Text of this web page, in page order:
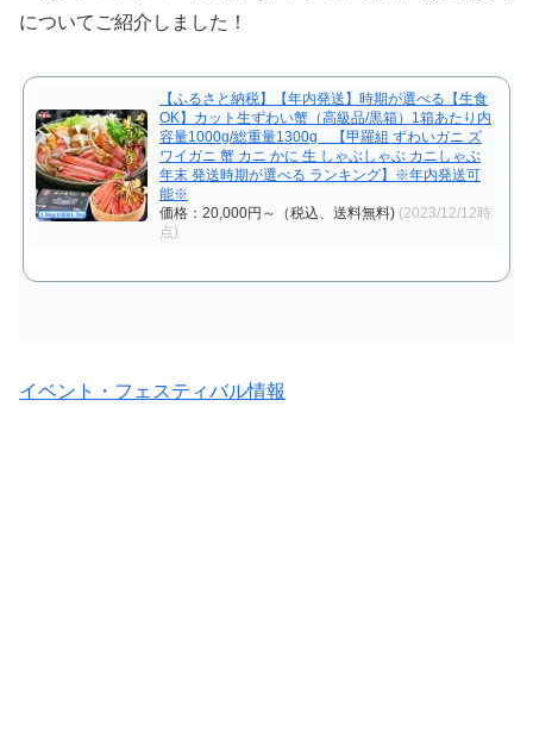
についてご紹介しました！
【ふるさと納税】【年内発送】時期が選べる【生食
OK】カット生ずわい蟹（高級品/黒箱）1箱あたり内
容量1000g/総重量1300g 【甲羅組 ずわいガニ ズ
ワイガニ 蟹 カニ かに 生 しゃぶしゃぶ カニしゃぶ
年末 発送時期が選べる ランキング】※年内発送可
能※
価格：20,000円～（税込、送料無料) (2023/12/12時
点)
イベント・フェスティバル情報